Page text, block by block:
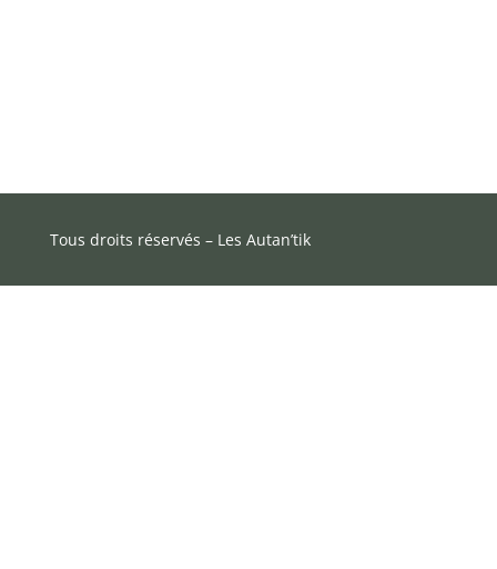
Tous droits réservés – Les Autan’tik